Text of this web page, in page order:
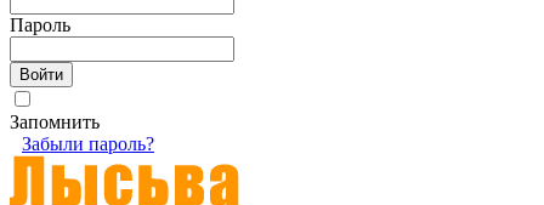
Пароль
Запомнить
Забыли пароль?